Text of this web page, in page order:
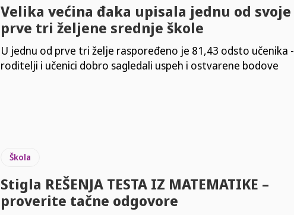
Velika većina đaka upisala jednu od svoje
prve tri željene srednje škole
U jednu od prve tri želje raspoređeno je 81,43 odsto učenika -
roditelji i učenici dobro sagledali uspeh i ostvarene bodove
Škola
Stigla REŠENJA TESTA IZ MATEMATIKE –
proverite tačne odgovore